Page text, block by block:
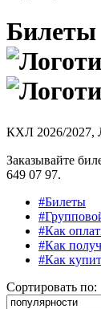
Билеты
КХЛ 2026/2027,
Заказывайте
649 07 97.
#Билеты
#Как
#Как
#Как
Сортировать по: